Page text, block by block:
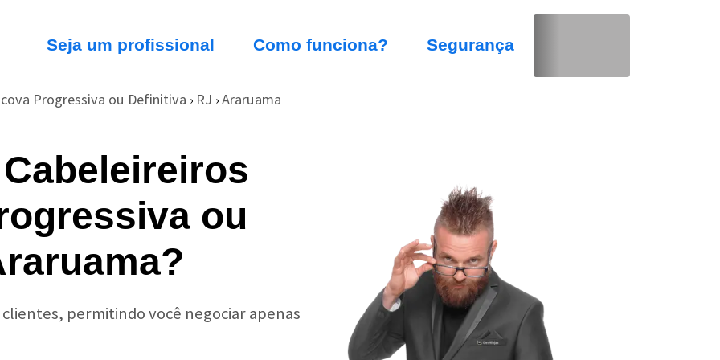
Seja um profissional Como funciona? Segurança
Progressiva ou Definitiva › RJ › Araruama
ou
permitindo você negociar apenas